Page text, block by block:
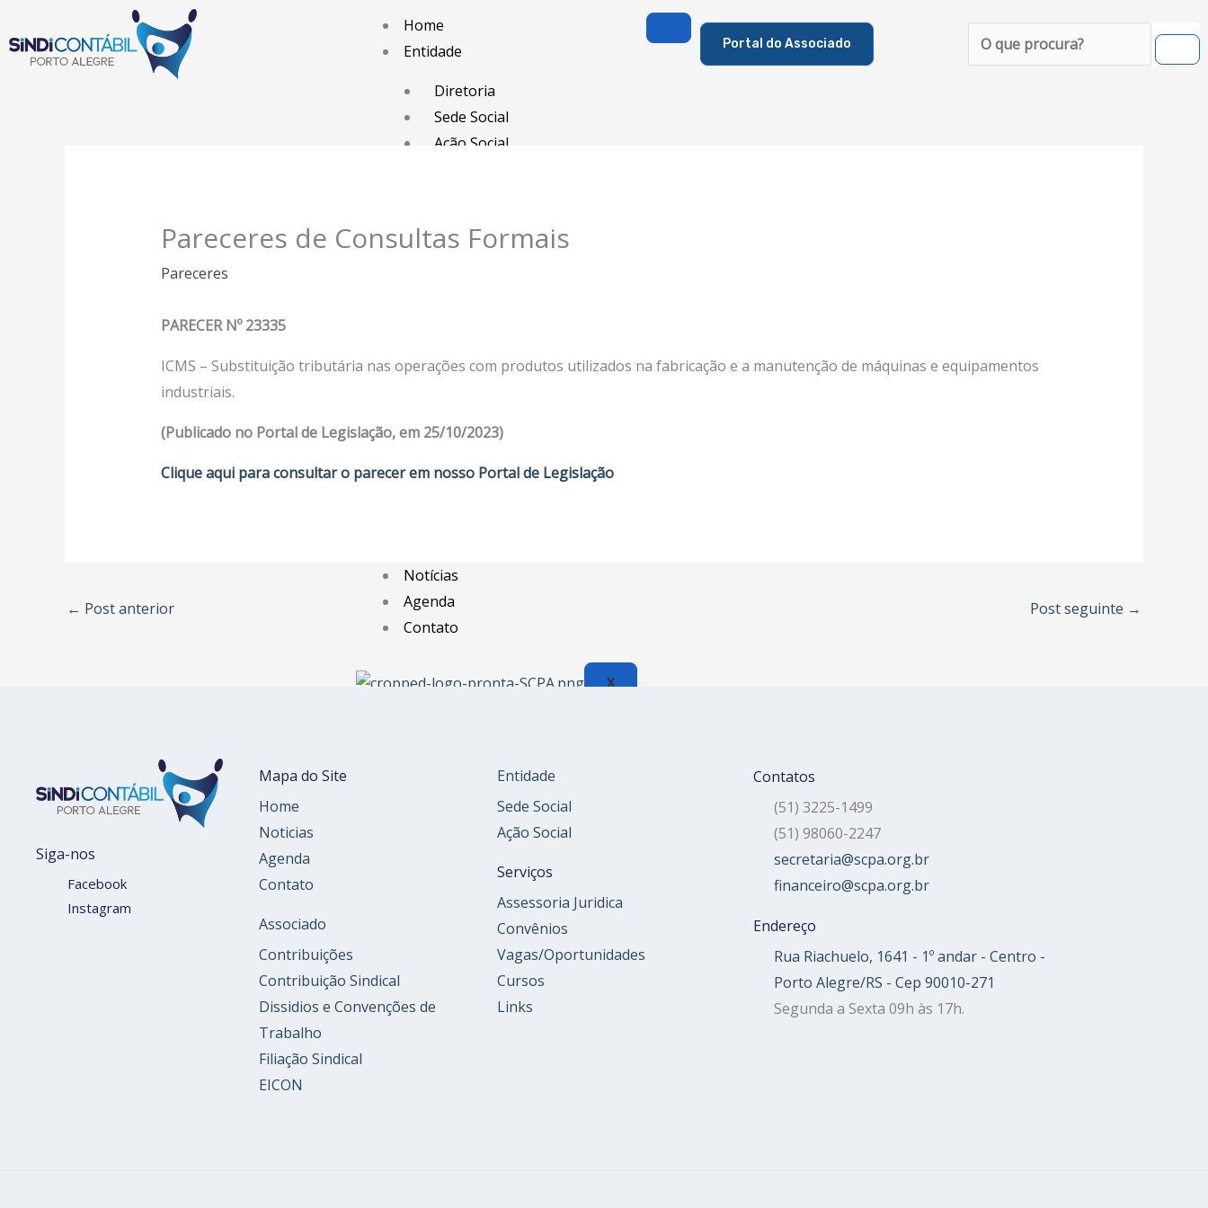
para
Home
Entidade
Diretoria
Sede Social
Ação Social
Contribuições
Assessoria Juridica
Vagas/Oportunidades
Notícias
Agenda
Contato
X
Portal do Associado Pesquisar
Pareceres de Consultas Formais
Pareceres
PARECER Nº 23335
ICMS – Substituição tributária nas operações com produtos utilizados na fabricação e a manutenção de máquinas e equipamentos
industriais.
(Publicado no Portal de Legislação, em 25/10/2023)
Clique aqui para consultar o parecer em nosso Portal de Legislação
← Post anterior Post seguinte →
Siga-nos
Facebook
Instagram
Mapa do Site
Home
Noticias
Agenda
Contato
Associado
Contribuições
Contribuição Sindical
Dissidios e Convenções de
Trabalho
Filiação Sindical
EICON
Entidade
Sede Social
Ação Social
Serviços
Assessoria Juridica
Convênios
Vagas/Oportunidades
Cursos
Links
Contatos
(51) 3225-1499
(51) 98060-2247
secretaria@scpa.org.br
financeiro@scpa.org.br
Endereço
Rua Riachuelo, 1641 - 1º andar - Centro -
Porto Alegre/RS - Cep 90010-271
Segunda a Sexta 09h às 17h.